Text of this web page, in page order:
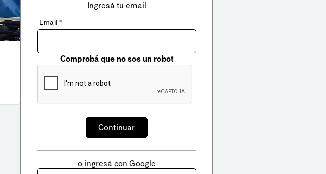
Ingresá tu email
Email *
Comprobá que no sos un robot
o ingresá con Google